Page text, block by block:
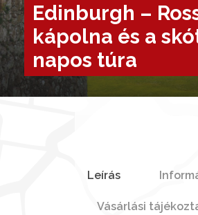
Edinburgh –
kápolna és a
napos túra
Leírás
Vásárlási